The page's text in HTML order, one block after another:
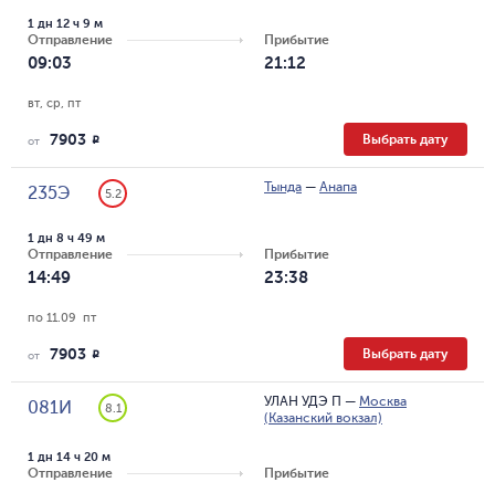
Отправление
09:03
1 дн 12 ч 9 м
Прибытие
21:12
вт, ср, пт
от 7903 R Выбрать дату
235Э 5.2 Тында — Анапа
Отправление
14:49
1 дн 8 ч 49 м
Прибытие
23:38
по 11.09  пт
от 7903 R Выбрать дату
081И 8.1 УЛАН УДЭ П — Москва
(Казанский вокзал)
Отправление
1 дн 14 ч 20 м
Прибытие